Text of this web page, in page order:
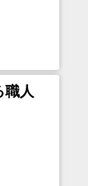
職人